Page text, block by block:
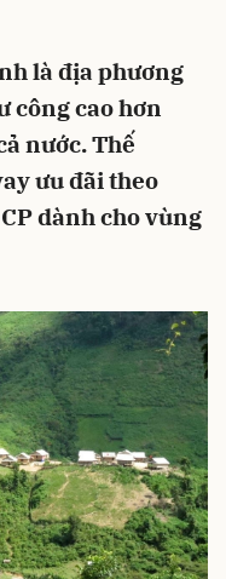
là địa phương
công cao hơn
nước. Thế
ưu đãi theo
dành cho vùng
Hủy Gửi